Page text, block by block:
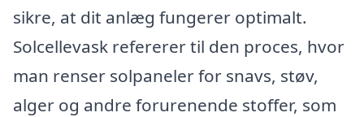
sikre, at dit anlæg fungerer optimalt.
Solcellevask refererer til den proces, hvor
man renser solpaneler for snavs, støv,
alger og andre forurenende stoffer, som